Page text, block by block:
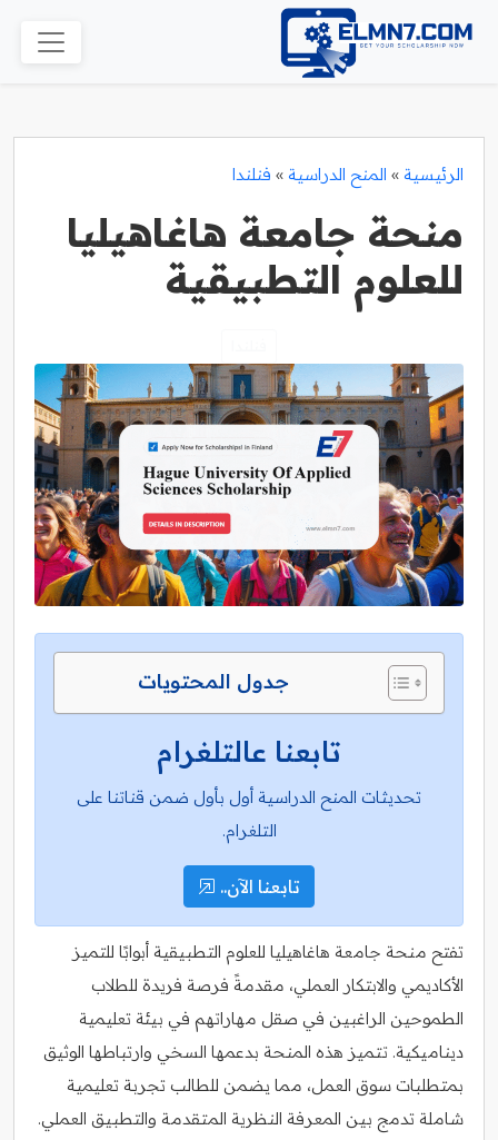
الرئيسية » المنح الدراسية » فنلندا
منحة جامعة هاغاهيليا
للعلوم التطبيقية
جدول المحتويات
تابعنا عالتلغرام
تحديثات المنح الدراسية أول بأول ضمن قناتنا على
التلغرام.
تابعنا الآن..
تفتح منحة جامعة هاغاهيليا للعلوم التطبيقية أبوابًا للتميز
الأكاديمي والابتكار العملي، مقدمةً فرصة فريدة للطلاب
الطموحين الراغبين في صقل مهاراتهم في بيئة تعليمية
ديناميكية. تتميز هذه المنحة بدعمها السخي وارتباطها الوثيق
بمتطلبات سوق العمل، مما يضمن للطالب تجربة تعليمية
شاملة تدمج بين المعرفة النظرية المتقدمة والتطبيق العملي.